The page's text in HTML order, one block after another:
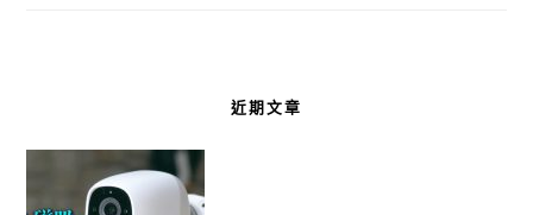
近期文章